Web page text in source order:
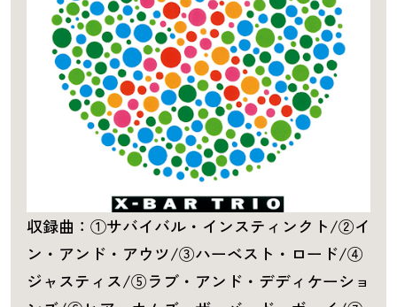
収録曲：①サバイバル・インスティンクト/②イ
ン・アンド・アウツ/③ハーベスト・ロード/④
ジャスティス/⑤ラブ・アンド・デディケーショ